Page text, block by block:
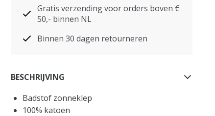
Gratis verzending voor orders boven €
50,- binnen NL
Binnen 30 dagen retourneren
BESCHRIJVING
Badstof zonneklep
100% katoen